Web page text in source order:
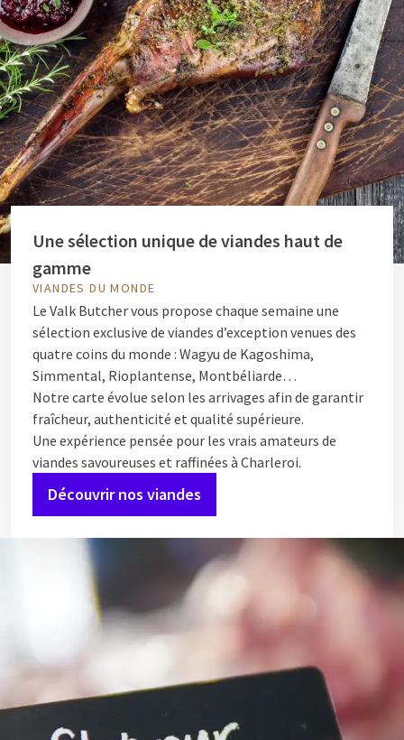
Une sélection unique de viandes haut de
gamme
VIANDES DU MONDE
Le Valk Butcher vous propose chaque semaine une
sélection exclusive de viandes d’exception venues des
quatre coins du monde : Wagyu de Kagoshima,
Simmental, Rioplantense, Montbéliarde…
Notre carte évolue selon les arrivages afin de garantir
fraîcheur, authenticité et qualité supérieure.
Une expérience pensée pour les vrais amateurs de
viandes savoureuses et raffinées à Charleroi.
Découvrir nos viandes